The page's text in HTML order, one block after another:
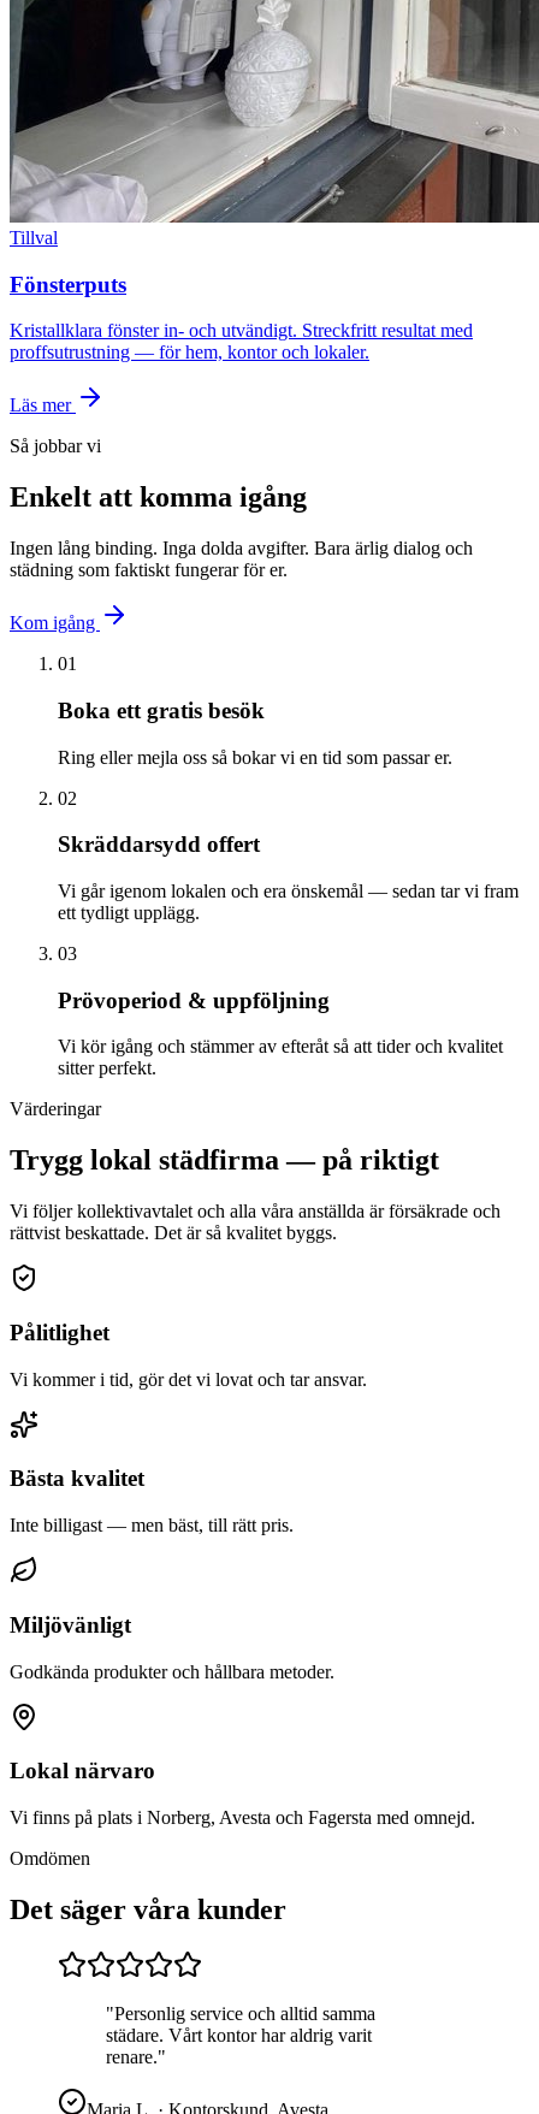
Tillval
Fönsterputs
Kristallklara fönster in- och utvändigt. Streckfritt resultat med
proffsutrustning — för hem, kontor och lokaler.
Läs mer
Så jobbar vi
Enkelt att komma igång
Ingen lång binding. Inga dolda avgifter. Bara ärlig dialog och
städning som faktiskt fungerar för er.
Kom igång
01
Boka ett gratis besök
Ring eller mejla oss så bokar vi en tid som passar er.
02
Skräddarsydd offert
Vi går igenom lokalen och era önskemål — sedan tar vi fram
ett tydligt upplägg.
03
Prövoperiod & uppföljning
Vi kör igång och stämmer av efteråt så att tider och kvalitet
sitter perfekt.
Värderingar
Trygg lokal städfirma — på riktigt
Vi följer kollektivavtalet och alla våra anställda är försäkrade och
rättvist beskattade. Det är så kvalitet byggs.
Pålitlighet
Vi kommer i tid, gör det vi lovat och tar ansvar.
Bästa kvalitet
Inte billigast — men bäst, till rätt pris.
Miljövänligt
Godkända produkter och hållbara metoder.
Lokal närvaro
Vi finns på plats i Norberg, Avesta och Fagersta med omnejd.
Omdömen
Det säger våra kunder
"Personlig service och alltid samma
städare. Vårt kontor har aldrig varit
renare."
Maria L. · Kontorskund, Avesta